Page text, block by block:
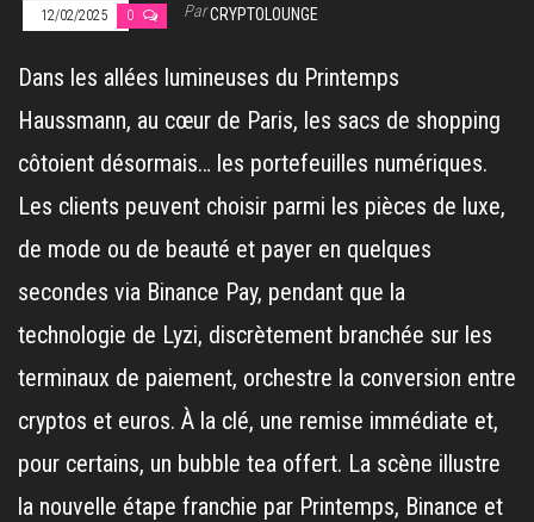
12/02/2025 0 ParCRYPTOLOUNGE
Dans les allées lumineuses du Printemps
Haussmann, au cœur de Paris, les sacs de shopping
côtoient désormais… les portefeuilles numériques.
Les clients peuvent choisir parmi les pièces de luxe,
de mode ou de beauté et payer en quelques
secondes via Binance Pay, pendant que la
technologie de Lyzi, discrètement branchée sur les
terminaux de paiement, orchestre la conversion entre
cryptos et euros. À la clé, une remise immédiate et,
pour certains, un bubble tea offert. La scène illustre
la nouvelle étape franchie par Printemps, Binance et